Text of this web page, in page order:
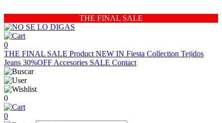
THE FINAL SALE
0
THE FINAL SALE Product NEW IN Fiesta Collection Tejidos
Jeans 30%OFF Accesories SALE Contact
0
0